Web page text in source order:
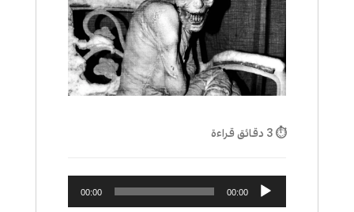
⏱ 3 دقائق قراءة
مشغل
00:00
00:00